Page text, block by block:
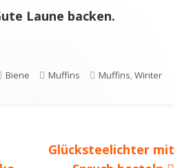
Laune backen.
Autor
Biene Kategorien
Muffins Schlagwörter
Muffins Winter
Nächster
Glücksteelichter mit